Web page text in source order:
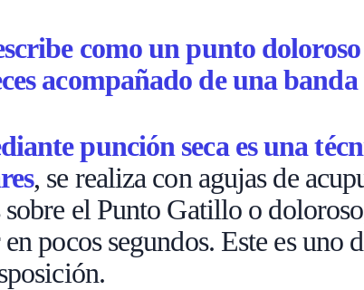
como un punto
acompañado de una
punción seca es una
, se realiza con agujas de
el Punto Gatillo o
pocos segundos. Este es uno